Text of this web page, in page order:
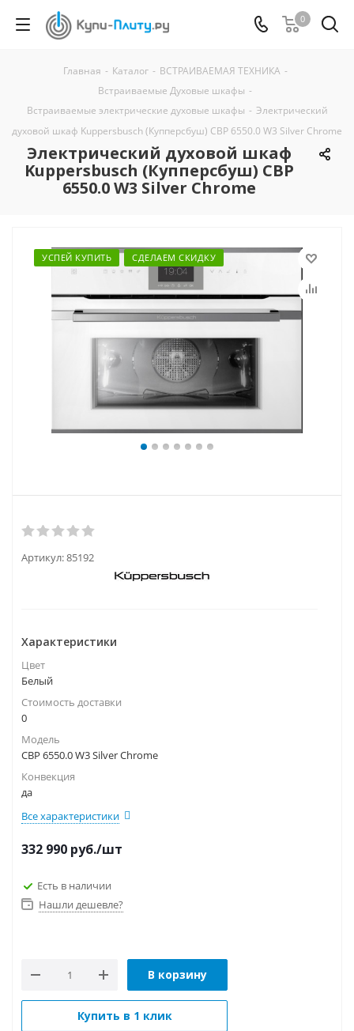
0
Главная - Каталог - ВСТРАИВАЕМАЯ ТЕХНИКА -
Встраиваемые Духовые шкафы -
Встраиваемые электрические духовые шкафы - Электрический
духовой шкаф Kuppersbusch (Купперсбуш) CBP 6550.0 W3 Silver Chrome
Электрический духовой шкаф
Kuppersbusch (Купперсбуш) CBP
6550.0 W3 Silver Chrome
УСПЕЙ КУПИТЬ СДЕЛАЕМ СКИДКУ
Артикул:85192
Характеристики
Цвет
Белый
Стоимость доставки
0
Модель
CBP 6550.0 W3 Silver Chrome
Конвекция
да
Все характеристики
332 990 руб./шт
Есть в наличии
Нашли дешевле?
В корзину
Купить в 1 клик